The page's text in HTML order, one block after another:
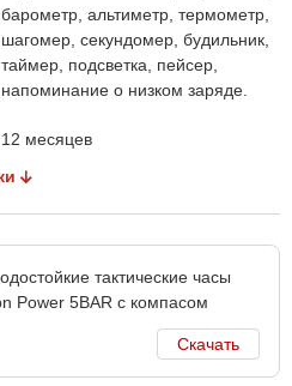
барометр, альтиметр, термометр,
шагомер, секундомер, будильник,
таймер, подсветка, пейсер,
напоминание о низком заряде.
12 месяцев
тактические часы
Power 5BAR с компасом
Скачать